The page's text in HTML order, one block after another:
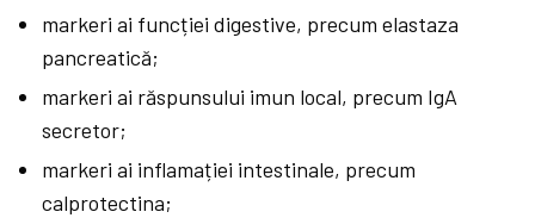
markeri ai funcției digestive, precum elastaza
pancreatică;
markeri ai răspunsului imun local, precum IgA
secretor;
markeri ai inflamației intestinale, precum
calprotectina;